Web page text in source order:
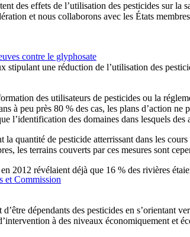
des effets de l’utilisation des pesticides sur
et nous collaborons avec les États
contre le glyphosate
stipulant une réduction de l’utilisation des
des utilisateurs de pesticides ou la
à peu près 80 % des cas, les plans d’action
l’identification des domaines dans lesquels
quantité de pesticide atterrissant dans les
les terrains couverts par ces mesures sont
et Commission
2012 révélaient déjà que 16 % des rivières
dépendants des pesticides en
à des niveaux économiquement